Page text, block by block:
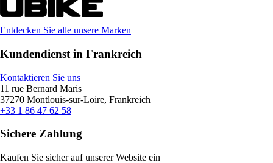
Entdecken Sie alle unsere Marken
Kundendienst in Frankreich
Kontaktieren Sie uns
11 rue Bernard Maris
37270 Montlouis-sur-Loire, Frankreich
+33 1 86 47 62 58
Sichere Zahlung
Kaufen Sie sicher auf unserer Website ein